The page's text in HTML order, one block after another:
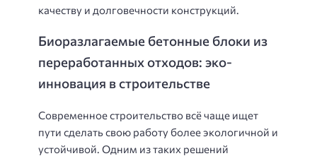
качеству и долговечности конструкций.
Биоразлагаемые бетонные блоки из
переработанных отходов: эко-
инновация в строительстве
Современное строительство всё чаще ищет
пути сделать свою работу более экологичной и
устойчивой. Одним из таких решений